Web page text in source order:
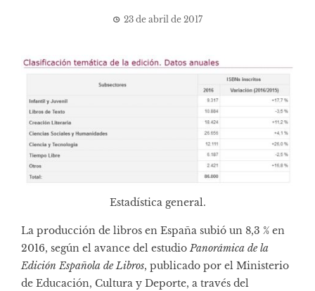
23 de abril de 2017
Estadística general.
La producción de libros en España subió un 8,3 % en
2016, según el avance del estudio Panorámica de la
Edición Española de Libros, publicado por el Ministerio
de Educación, Cultura y Deporte, a través del